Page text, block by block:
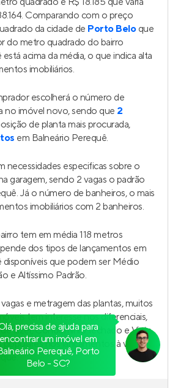
Comparando com o preço
da cidade de Porto Beloque
do metro quadrado do bairro
acima da média, o que indica alta
imobiliários.
escolherá o número de
no imóvel novo, sendo que 2
de planta mais procurada,
em Balneário Perequê.
necessidades especificas sobre o
garagem, sendo 2 vagas o padrão
Já o número de banheiros, o mais
imobiliários com 2 banheiros.
tem em média 118 metros
dos tipos de lançamentos em
disponíveis que podem ser Médio
e Altíssimo Padrão.
e metragem das plantas, muitos
tem interesse nos diferenciais,
lazer, Condomínio fechado e Vista
populares nos lançamentos à venda
precisa de ajuda para
encontrar um imóvel em
Perequê, Porto
Belo - SC?